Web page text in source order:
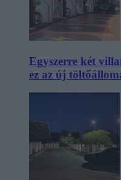
Egyszerre két
ez az új